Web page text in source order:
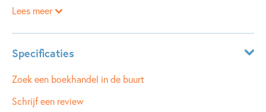
dan een hond hebben. Altijd iemand om mee te spelen en te
hond komt aan het woord. Hij vindt zijn baasje maar een
wonderlijk wezen: waarom doet ze haar vacht steeds uit?
heerlijk?
Lees meer
Specificaties
ISBN: 9789045130804
NUR:
Zoek een boekhandel in de buurt
Schrijf een review